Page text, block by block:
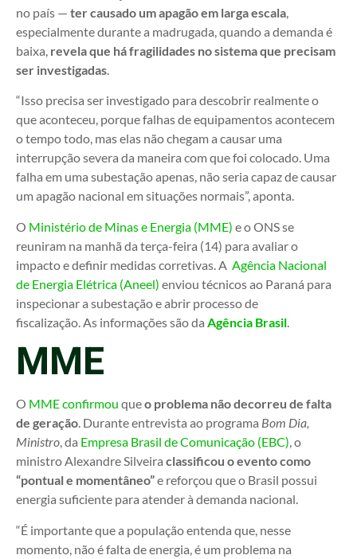
no país — ter causado um apagão em larga escala,
especialmente durante a madrugada, quando a demanda é
baixa, revela que há fragilidades no sistema que precisam
ser investigadas.
“Isso precisa ser investigado para descobrir realmente o
que aconteceu, porque falhas de equipamentos acontecem
o tempo todo, mas elas não chegam a causar uma
interrupção severa da maneira com que foi colocado. Uma
falha em uma subestação apenas, não seria capaz de causar
um apagão nacional em situações normais”, aponta.
O Ministério de Minas e Energia (MME) e o ONS se
reuniram na manhã da terça-feira (14) para avaliar o
impacto e definir medidas corretivas. A Agência Nacional
de Energia Elétrica (Aneel) enviou técnicos ao Paraná para
inspecionar a subestação e abrir processo de
fiscalização. As informações são da Agência Brasil
MME
O MME confirmou queo problema não decorreu de falta
de geração. Durante entrevista ao programa Bom Dia,
Ministro, da Empresa Brasil de Comunicação (EBC), o
ministro Alexandre Silveira classificou o evento como
“pontual e momentâneo”e reforçou que o Brasil possui
energia suficiente para atender à demanda nacional.
“É importante que a população entenda que, nesse
momento, não é falta de energia, é um problema na